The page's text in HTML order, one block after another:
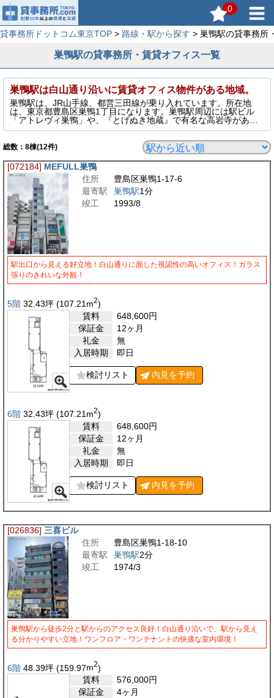
0
貸事務所ドットコム東京TOP > 路線・駅から探す > 巣鴨駅の貸事務所
巣鴨駅の貸事務所・賃貸オフィス一覧
巣鴨駅は白山通り沿いに賃貸オフィス物件がある地域。
巣鴨駅は、JR山手線、都営三田線が乗り入れています。所在地
は、東京都豊島区巣鴨1丁目になります。巣鴨駅周辺には駅ビル
「アトレヴィ巣鴨」や、『とげぬき地蔵』で有名な高岩寺があ
り、門前町として発展しています。商店が多く、賃貸オフィスビ
があります。
総数： 8棟(12件)
[072184] MEFULL巣鴨
住所
豊島区巣鴨1-17-6
最寄駅
巣鴨駅1分
竣工
1993/8
駅出口から見える好立地！白山通りに面した視認性の高いオフィス！ガラス
張りのきれいな外観！
5階 32.43坪 (107.21 m2)
賃料
648,600円
保証金
12ヶ月
礼金
無
入居時期
即日
検討リスト 内見を予約
6階 32.43坪 (107.21 m2)
賃料
648,600円
保証金
12ヶ月
礼金
無
入居時期
即日
検討リスト 内見を予約
[026836] 三喜ビル
住所
豊島区巣鴨1-18-10
最寄駅
巣鴨駅2分
竣工
1974/3
巣鴨駅から徒歩2分と駅からのアクセス良好！白山通り沿いで、駅から見え
る分かりやすい立地！ワンフロア・ワンテナントの快適な室内環境！
6階 48.39坪 (159.97m2)
賃料
576,000円
保証金
4ヶ月